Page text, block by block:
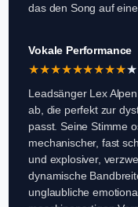
das den Song auf
Vokale Performance
★★★★★★★★★★
Leadsänger Lex
ab, die perfekt zur
passt. Seine Stimme
mechanischer, fast
und explosiver,
dynamische
unglaubliche